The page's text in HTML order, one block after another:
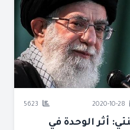
أثر الوحدة في